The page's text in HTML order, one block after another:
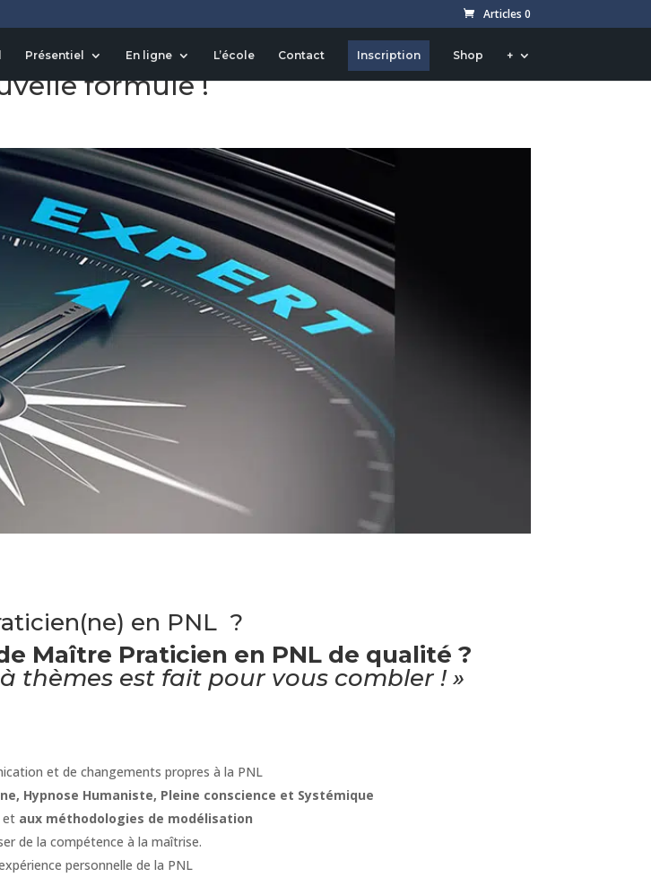
Articles 0
Présentiel En ligne L’école Contact Inscription Shop +
formule !
en PNL ?
Maître Praticien en PNL de qualité ?
thèmes est fait pour vous combler ! »
et de changements propres à la PNL
Hypnose Humaniste, Pleine conscience et Systémique
et aux méthodologies de modélisation
de la compétence à la maîtrise.
personnelle de la PNL